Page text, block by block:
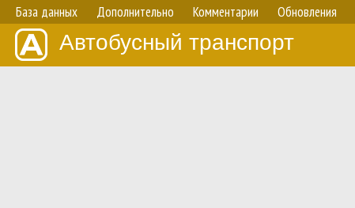
База данных Дополнительно Комментарии Обновления
Автобусный транспорт